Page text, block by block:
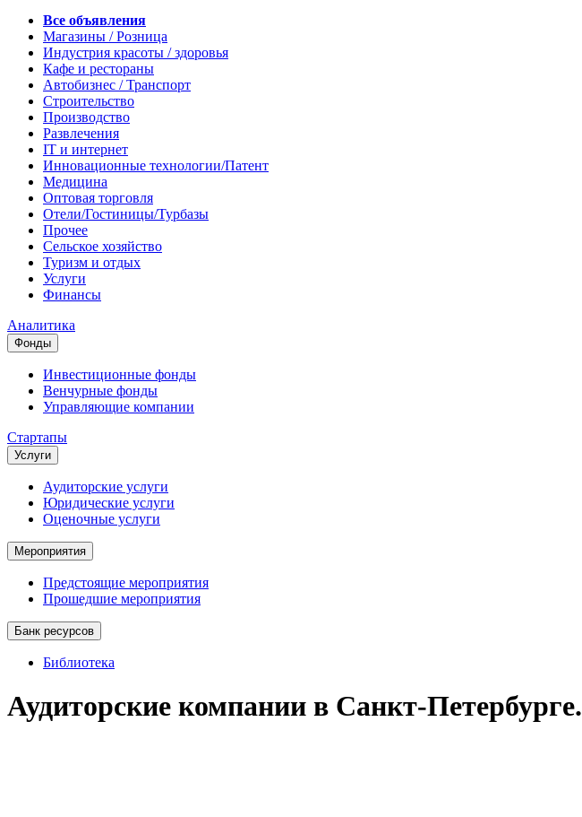
Все объявления
Магазины / Розница
Индустрия красоты / здоровья
Кафе и рестораны
Автобизнес / Транспорт
Строительство
Производство
Развлечения
IT и интернет
Инновационные технологии/Патент
Медицина
Оптовая торговля
Отели/Гостиницы/Турбазы
Прочее
Сельское хозяйство
Туризм и отдых
Услуги
Финансы
Аналитика
Фонды
Инвестиционные фонды
Венчурные фонды
Управляющие компании
Стартапы
Услуги
Аудиторские услуги
Юридические услуги
Оценочные услуги
Мероприятия
Предстоящие мероприятия
Прошедшие мероприятия
Банк ресурсов
Библиотека
Аудиторские компании в Санкт-Петербурге.